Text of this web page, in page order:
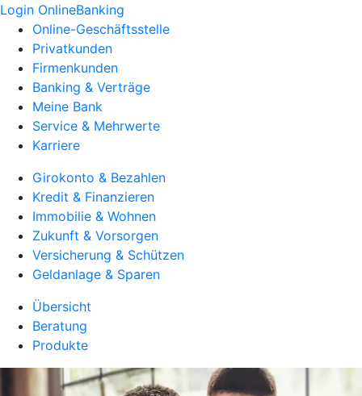
Login OnlineBanking
Online-Geschäftsstelle
Privatkunden
Firmenkunden
Banking & Verträge
Meine Bank
Service & Mehrwerte
Karriere
Girokonto & Bezahlen
Kredit & Finanzieren
Immobilie & Wohnen
Zukunft & Vorsorgen
Versicherung & Schützen
Geldanlage & Sparen
Übersicht
Beratung
Produkte